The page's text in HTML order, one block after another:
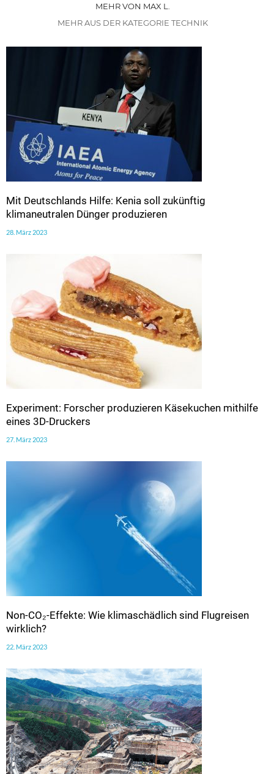
MEHR VON MAX L.
MEHR AUS DER KATEGORIE TECHNIK
Mit Deutschlands Hilfe: Kenia soll zukünftig
klimaneutralen Dünger produzieren
28. März 2023
Experiment: Forscher produzieren Käsekuchen mithilfe
eines 3D-Druckers
27. März 2023
Non-CO₂-Effekte: Wie klimaschädlich sind Flugreisen
wirklich?
22. März 2023